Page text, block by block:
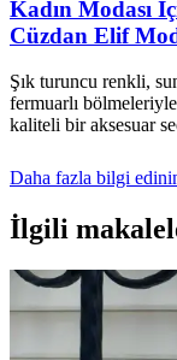
Kadın Modası
Cüzdan Elif
Şık turuncu renkli,
fermuarlı
kaliteli bir aksesuar
Daha fazla bilgi
İlgili